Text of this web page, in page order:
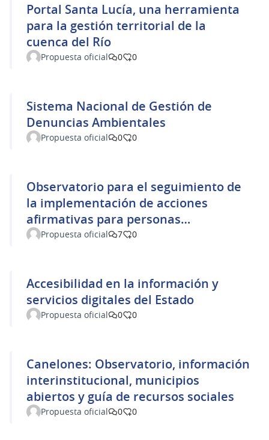
Portal Santa Lucía, una herramienta
para la gestión territorial de la
cuenca del Río
Propuesta oficial 0 0
Sistema Nacional de Gestión de
Denuncias Ambientales
Propuesta oficial 0 0
Observatorio para el seguimiento de
la implementación de acciones
afirmativas para personas
afrodescendientes
Propuesta oficial 7 0
Accesibilidad en la información y
servicios digitales del Estado
Propuesta oficial 0 0
Canelones: Observatorio, información
interinstitucional, municipios
abiertos y guía de recursos sociales
Propuesta oficial 0 0